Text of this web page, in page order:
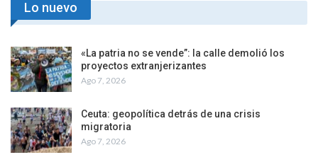
Lo nuevo
«La patria no se vende”: la calle demolió los
proyectos extranjerizantes
Ago 7, 2026
Ceuta: geopolítica detrás de una crisis
migratoria
Ago 7, 2026